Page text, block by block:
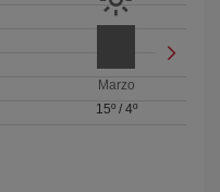
Marzo
15º/ 4º